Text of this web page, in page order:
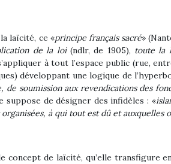
laïcité, ce «principe français sacré»
de la loi (ndlr, de 1905), toute la
à tout l’espace public (rue,
développant une logique de
de soumission aux revendications des
suppose de désigner des infidèles : «
à qui tout est dû et auxquelles
concept de laïcité, qu’elle transfigure